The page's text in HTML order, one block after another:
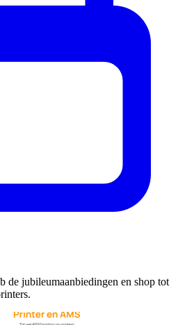
de jubileumaanbiedingen en shop tot